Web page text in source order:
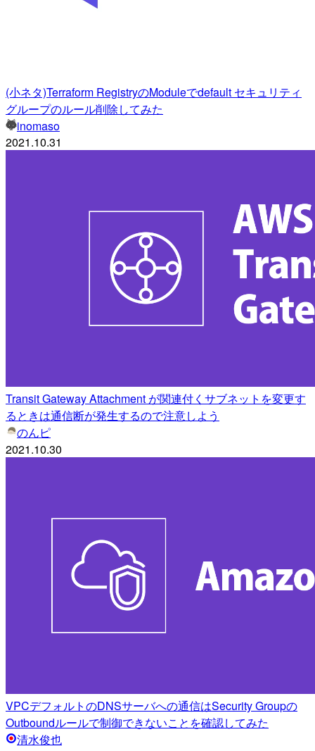
(小ネタ)Terraform RegistryのModuleでdefault セキュリティ
グループのルール削除してみた
inomaso
2021.10.31
Transit Gateway Attachment が関連付くサブネットを変更す
るときは通信断が発生するので注意しよう
のんピ
2021.10.30
VPCデフォルトのDNSサーバへの通信はSecurity Groupの
Outboundルールで制御できないことを確認してみた
清水俊也